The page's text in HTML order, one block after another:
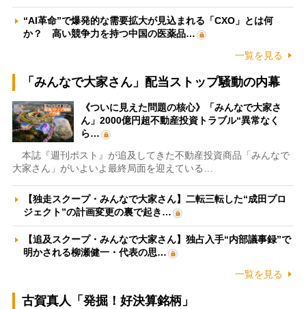
“AI革命”で爆発的な需要拡大が見込まれる「CXO」とは何
か？ 高い競争力を持つ中国の医薬品…
一覧を見る
「みんなで大家さん」配当ストップ騒動の内幕
《ついに見えた問題の核心》「みんなで大家さ
ん」2000億円超不動産投資トラブル“異常なく
ら…
本誌『週刊ポスト』が追及してきた不動産投資商品「みんなで
大家さん」がいよいよ最終局面を迎えている…
【独走スクープ・みんなで大家さん】二転三転した“成田プロ
ジェクト”の計画変更の裏で起き…
【追及スクープ・みんなで大家さん】独占入手“内部議事録”で
明かされる柳瀬健一・代表の思…
一覧を見る
古賀真人「発掘！好決算銘柄」